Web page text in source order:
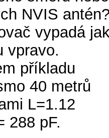
NVIS
vypadá
vpravo.
příkladu
40 metrů
L=1.12
288 pF.